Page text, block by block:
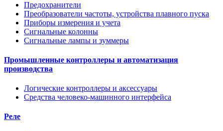
Предохранители
Преобразователи частоты, устройства плавного пуска
Приборы измерения и учета
Сигнальные колонны
Сигнальные лампы и зуммеры
Промышленные контроллеры и автоматизация
производства
Логические контроллеры и аксессуары
Средства человеко-машинного интерфейса
Реле